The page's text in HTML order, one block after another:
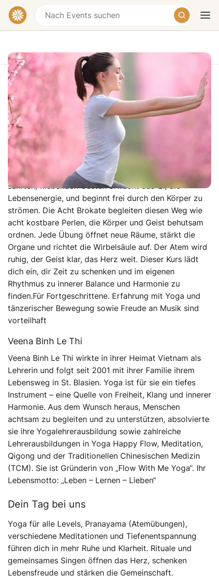
Heute Wochenende
Qigong: Die Acht Brokate
Yoga Vidya Westerwald, Gut Hoffnungsthal,
Oberlahr, Germany
€190 – €315
Qi Gong ist wie ein stiller Tanz zwischen Atem und
Bewegung – ein achtsames Lauschen nach innen. In
sanften, fließenden Gesten erwacht das Qi, die
Lebensenergie, und beginnt frei durch den Körper zu
strömen. Die Acht Brokate begleiten diesen Weg wie
acht kostbare Perlen, die Körper und Geist behutsam
ordnen. Jede Übung öffnet neue Räume, stärkt die
Organe und richtet die Wirbelsäule auf. Der Atem wird
ruhig, der Geist klar, das Herz weit. Dieser Kurs lädt
dich ein, dir Zeit zu schenken und im eigenen
Rhythmus zu innerer Balance und Harmonie zu
finden.Für Fortgeschrittene. Erfahrung mit Yoga und
tänzerischer Bewegung sowie Freude an Musik sind
vorteilhaft
Veena Binh Le Thi
Veena Binh Le Thi wirkte in ihrer Heimat Vietnam als
Lehrerin und folgt seit 2001 mit ihrer Familie ihrem
Lebensweg in St. Blasien. Yoga ist für sie ein tiefes
Instrument – eine Quelle von Freiheit, Klang und innerer
Harmonie. Aus dem Wunsch heraus, Menschen
achtsam zu begleiten und zu unterstützen, absolvierte
sie ihre Yogalehrerausbildung sowie zahlreiche
Lehrerausbildungen in Yoga Happy Flow, Meditation,
Qigong und der Traditionellen Chinesischen Medizin
(TCM). Sie ist Gründerin von „Flow With Me Yoga“. Ihr
Lebensmotto: „Leben – Lernen – Lieben“
Dein Tag bei uns
Yoga für alle Levels, Pranayama (Atemübungen),
verschiedene Meditationen und Tiefenentspannung
führen dich in mehr Ruhe und Klarheit. Rituale und
gemeinsames Singen öffnen das Herz, schenken
Lebensfreude und stärken die Gemeinschaft.